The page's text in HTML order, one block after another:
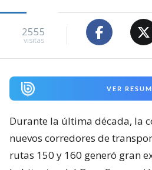
2555
visitas
VER
Durante la última década, la
nuevos corredores de
rutas 150 y 160 generó gran